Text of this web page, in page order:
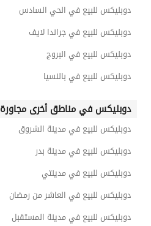
دوبليكس للبيع في الحي السادس
دوبليكس للبيع في جراندا لايف
دوبليكس للبيع في البروج
دوبليكس للبيع في بالنسيا
دوبليكس في مناطق أخرى مجاورة
دوبليكس للبيع في مدينة الشروق
دوبليكس للبيع في مدينة بدر
دوبليكس للبيع في مدينتي
دوبليكس للبيع في العاشر من رمضان
دوبليكس للبيع في مدينة المستقبل